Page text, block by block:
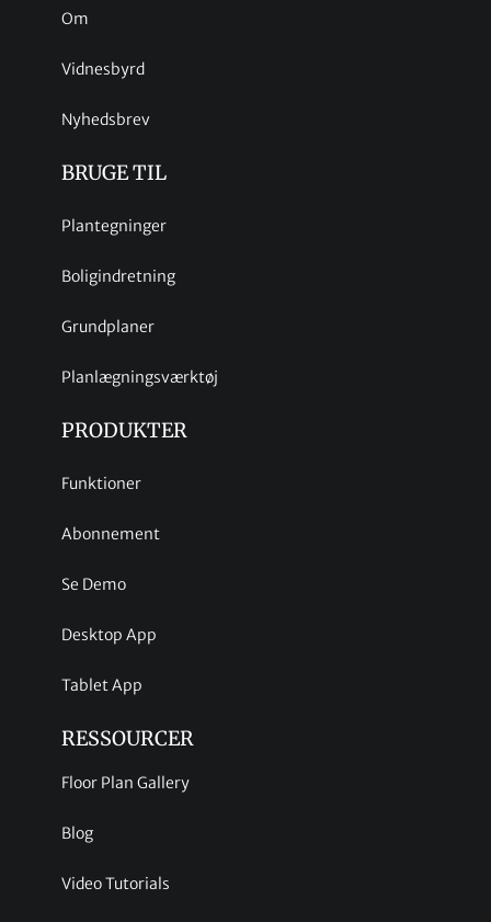
Om
Vidnesbyrd
Nyhedsbrev
BRUGE TIL
Plantegninger
Boligindretning
Grundplaner
Planlægningsværktøj
PRODUKTER
Funktioner
Abonnement
Se Demo
Desktop App
Tablet App
RESSOURCER
Floor Plan Gallery
Blog
Video Tutorials